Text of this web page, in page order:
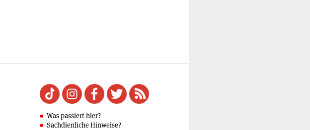
Was passiert hier?
Sachdienliche Hinweise?